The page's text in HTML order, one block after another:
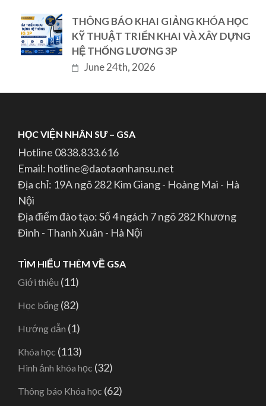
THÔNG BÁO KHAI GIẢNG KHÓA HỌC
KỸ THUẬT TRIỂN KHAI VÀ XÂY DỰNG
HỆ THỐNG LƯƠNG 3P
June 24th, 2026
HỌC VIỆN NHÂN SƯ – GSA
Hotline 0838.833.616
Email: hotline@daotaonhansu.net
Địa chỉ: 19A ngõ 282 Kim Giang - Hoàng Mai - Hà
Nội
Địa điểm đào tạo: Số 4 ngách 7 ngõ 282 Khương
Đình - Thanh Xuân - Hà Nội
TÌM HIỂU THÊM VỀ GSA
Giới thiệu (11)
Học bổng (82)
Hướng dẫn (1)
Khóa học (113)
Hình ảnh khóa học (32)
Thông báo Khóa học (62)